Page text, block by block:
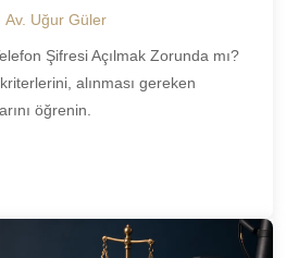
Av. Uğur Güler
Şifresi Açılmak Zorunda mı?
alınması gereken
öğrenin.